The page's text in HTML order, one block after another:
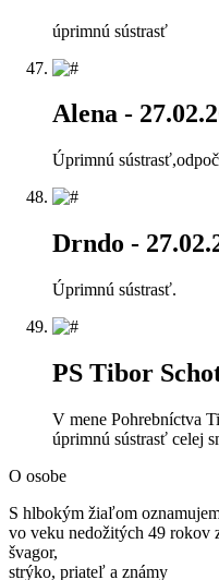
úprimnú sústrasť
Alena -
Úprimnú
Drndo -
Úprimnú sústrasť.
PS Tibor
V mene Pohrebníctva
úprimnú sústrasť celej
O osobe
S hlbokým žiaľom
vo veku nedožitých 49 rokov
švagor,
strýko, priateľ a známy